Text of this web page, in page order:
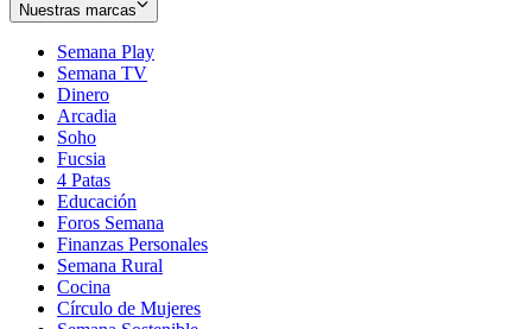
Nuestras marcas
Semana Play
Semana TV
Dinero
Arcadia
Soho
in
new
window
Fucsia
in
new
window
4 Patas
Educación
Foros Semana
Finanzas Personales
Semana Rural
Cocina
Círculo de Mujeres